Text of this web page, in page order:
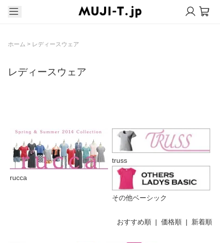
ホーム > レディースウェア
レディースウェア
rucca
truss
その他ベーシック
おすすめ順 | 価格順 | 新着順